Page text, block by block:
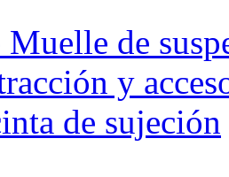
de
y
de sujeción